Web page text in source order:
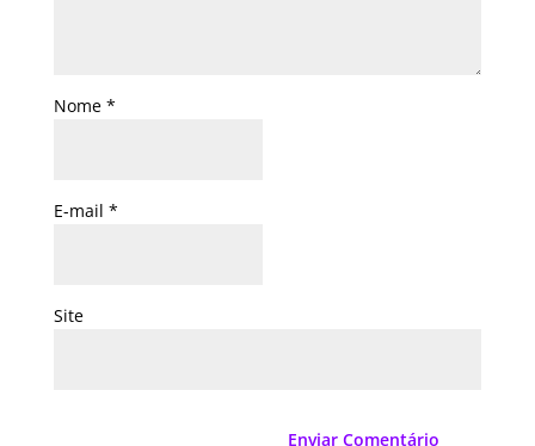
Nome *
E-mail *
Site